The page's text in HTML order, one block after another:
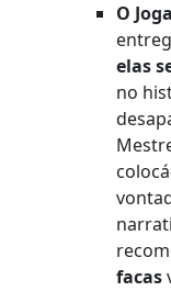
O
elas
no
facas